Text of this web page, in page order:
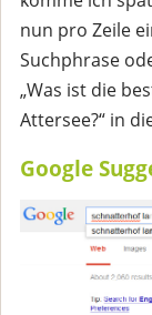
nun pro Zeile
Suchphrase
„Was ist die
Attersee?“ in
Google